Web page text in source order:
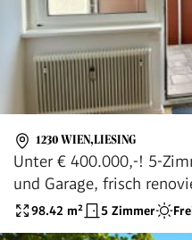
1230 WIEN,LIESING
Unter € 400.000,-! 5-
und Garage, frisch
98.42 m² 5 Zimmer